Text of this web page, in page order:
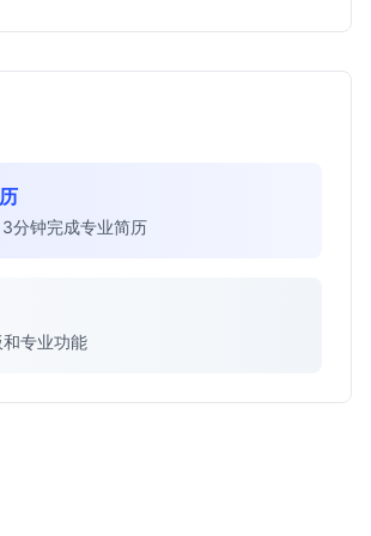
分钟完成专业简历
专业功能